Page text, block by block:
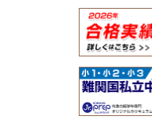
④ひがしん信用金庫さんの正